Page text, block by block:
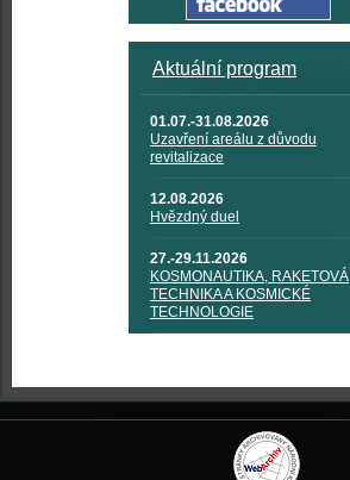
Aktuální program
01.07.-31.08.2026
Uzavření areálu z důvodu
revitalizace
12.08.2026
Hvězdný duel
27.-29.11.2026
KOSMONAUTIKA, RAKETOVÁ
TECHNIKA A KOSMICKÉ
TECHNOLOGIE